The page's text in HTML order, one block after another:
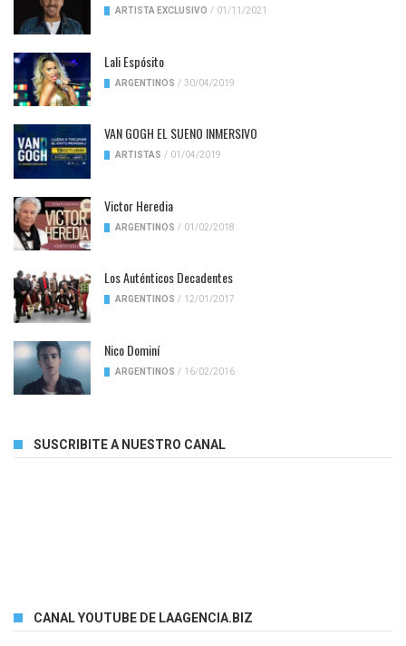
ARTISTA EXCLUSIVO / 01/11/2021
Lali Espósito
ARGENTINOS / 30/04/2019
VAN GOGH EL SUENO INMERSIVO
ARTISTAS / 01/04/2019
Victor Heredia
ARGENTINOS / 01/02/2018
Los Auténticos Decadentes
ARGENTINOS / 12/01/2017
Nico Dominí
ARGENTINOS / 16/02/2016
SUSCRIBITE A NUESTRO CANAL
CANAL YOUTUBE DE LAAGENCIA.BIZ